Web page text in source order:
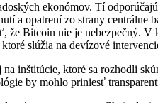
ekonómov. Tí
a opatrení zo strany
že Bitcoin nie je nebezpečný.
slúžia na devízové
inštitúcie, ktoré sa rozhodli
by mohlo priniesť